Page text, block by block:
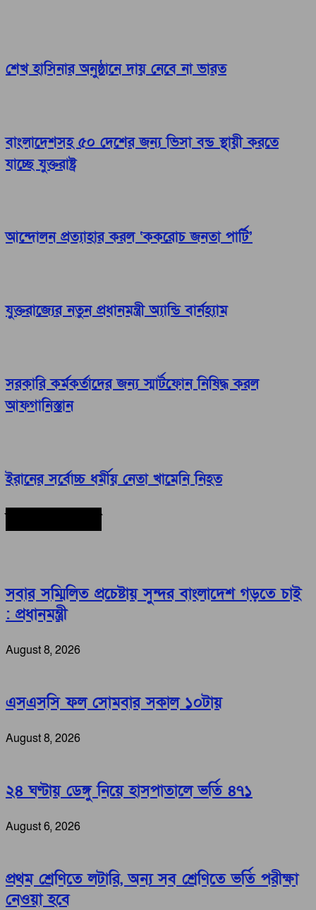
শেখ হাসিনার অনুষ্ঠানে দায় নেবে না ভারত
বাংলাদেশসহ ৫০ দেশের জন্য ভিসা বন্ড স্থায়ী করতে
যাচ্ছে যুক্তরাষ্ট্র
আন্দোলন প্রত্যাহার করল ‘ককরোচ জনতা পার্টি’
যুক্তরাজ্যের নতুন প্রধানমন্ত্রী অ্যান্ডি বার্নহ্যাম
সরকারি কর্মকর্তাদের জন্য স্মার্টফোন নিষিদ্ধ করল
আফগানিস্তান
ইরানের সর্বোচ্চ ধর্মীয় নেতা খামেনি নিহত
সবার সম্মিলিত প্রচেষ্টায় সুন্দর বাংলাদেশ গড়তে চাই
: প্রধানমন্ত্রী
August 8, 2026
এসএসসি ফল সোমবার সকাল ১০টায়
August 8, 2026
২৪ ঘণ্টায় ডেঙ্গু নিয়ে হাসপাতালে ভর্তি ৪৭১
August 6, 2026
প্রথম শ্রেণিতে লটারি, অন্য সব শ্রেণিতে ভর্তি পরীক্ষা
নেওয়া হবে